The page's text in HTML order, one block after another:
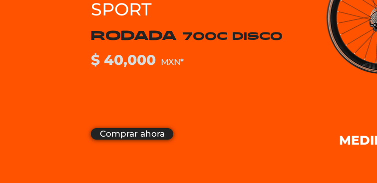
Comprar ahora
$ 40,000 MXN*
SPORT
RODADA 700C DISCO